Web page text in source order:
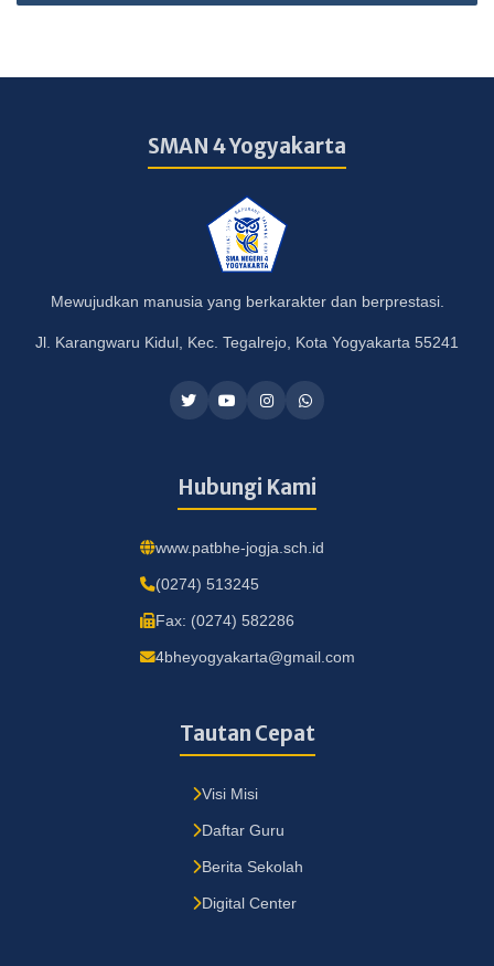
SMAN 4 Yogyakarta
Mewujudkan manusia yang berkarakter dan berprestasi.
Jl. Karangwaru Kidul, Kec. Tegalrejo, Kota Yogyakarta 55241
Hubungi Kami
www.patbhe-jogja.sch.id
(0274) 513245
Fax: (0274) 582286
4bheyogyakarta@gmail.com
Tautan Cepat
Visi Misi
Daftar Guru
Berita Sekolah
Digital Center